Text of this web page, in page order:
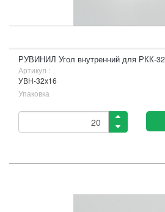
РУВИНИЛ Угол внутренний для РКК-
Артикул :
УВН-32х16
Упаковка